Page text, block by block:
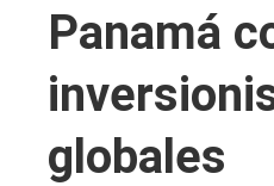
Panamá
globales